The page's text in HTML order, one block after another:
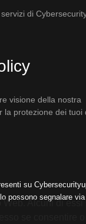
di
visione della nostra
la protezione dei tuoi
su
possono segnalare
Web. Alcuni di